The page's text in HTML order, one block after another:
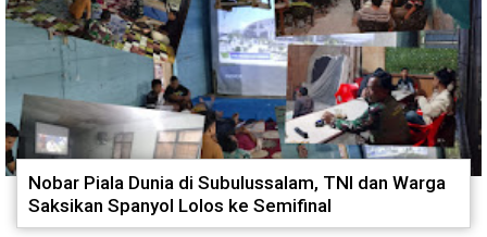
Nobar Piala Dunia di Subulussalam, TNI dan Warga
Saksikan Spanyol Lolos ke Semifinal